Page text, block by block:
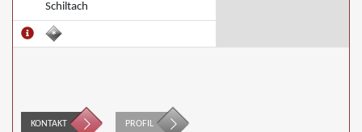
Schiltach
KONTAKT PROFIL